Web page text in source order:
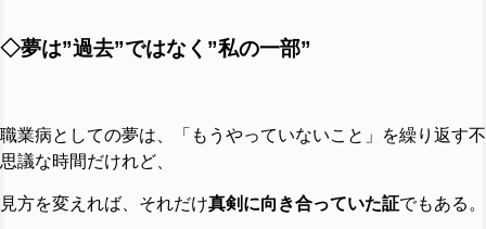
◇夢は”過去”ではなく”私の一部”
職業病としての夢は、「もうやっていないこと」を繰り返す不
思議な時間だけれど、
見方を変えれば、それだけ真剣に向き合っていた証でもある。